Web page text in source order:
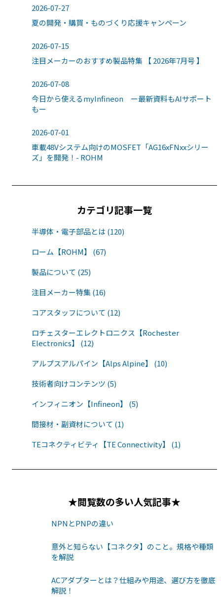
2026-07-27
夏の開発・購買・ものづくり応援キャンペーン
2026-07-15
注目メーカーのおすすめ製品特集 【 2026年7月号 】
2026-07-08
今日から使えるmyInfineon ー最新資料もAIサポート
もー
2026-07-01
車載48Vシステム向けのMOSFET「AG16xFNxxシリー
ズ」を開発！- ROHM
カテゴリ記事一覧
半導体・電子部品とは (120)
ローム【ROHM】 (67)
製品について (25)
注目メーカー特集 (16)
コアスタッフについて (12)
ロチェスターエレクトロニクス【Rochester
Electronics】 (12)
アルプスアルパイン【Alps Alpine】 (10)
技術者向けコンテンツ (5)
インフィニオン【Infineon】 (5)
間接材・副資材について (1)
TEコネクティビティ【TE Connectivity】 (1)
★閲覧数の多い人気記事★
NPNとPNPの違い
意外と知らない【コネクタ】のこと。規格や種類
を解説
ACアダプターとは？仕組みや用途、選び方を徹底
解説！